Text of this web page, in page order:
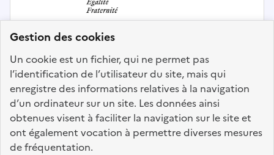
Gestion des cookies
Un cookie est un fichier, qui ne permet pas
l’identification de l’utilisateur du site, mais qui
enregistre des informations relatives à la navigation
d’un ordinateur sur un site. Les données ainsi
obtenues visent à faciliter la navigation sur le site et
ont également vocation à permettre diverses mesures
de fréquentation.
Secrétaire au sein d'une direction
territoriale
Direction et pilotage des politiques publiques